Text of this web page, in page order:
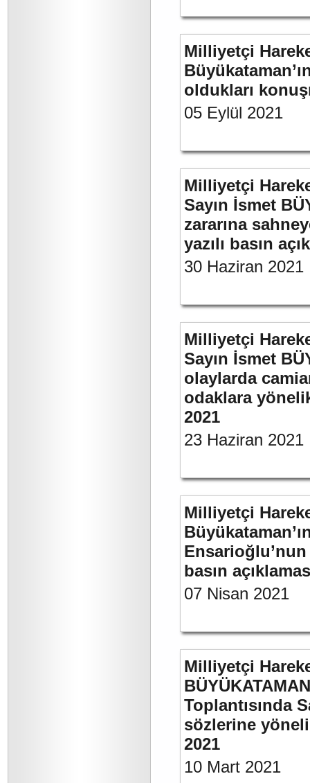
Milliyetçi
oldukları
05 Eylül 2021
Milliyetçi
Sayın İsmet
zararına
yazılı basın
30 Haziran 2021
Milliyetçi
Sayın İsmet
olaylarda
odaklara
2021
23 Haziran 2021
Milliyetçi
Ensarioğlu’nun
basın
07 Nisan 2021
Milliyetçi
Toplantısında
sözlerine
2021
10 Mart 2021